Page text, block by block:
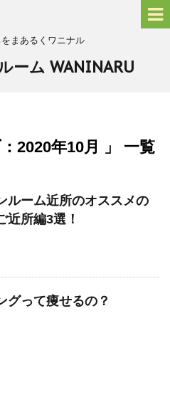
まあるくワニナル
ーム WANINARU
2020年10月 」 一覧
ルーム近所のオススメの
近所編3選！
グって痩せるの？